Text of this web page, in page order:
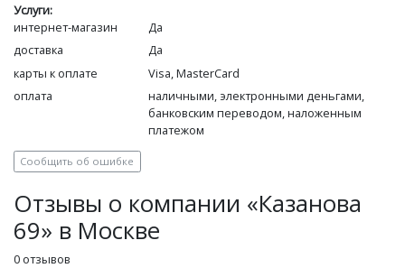
Услуги:
интернет-магазин
Да
доставка
Да
карты к оплате
Visa, MasterCard
оплата
наличными, электронными деньгами,
банковским переводом, наложенным
платежом
Сообщить об ошибке
Отзывы о компании «Казанова
69» в Москве
0 отзывов